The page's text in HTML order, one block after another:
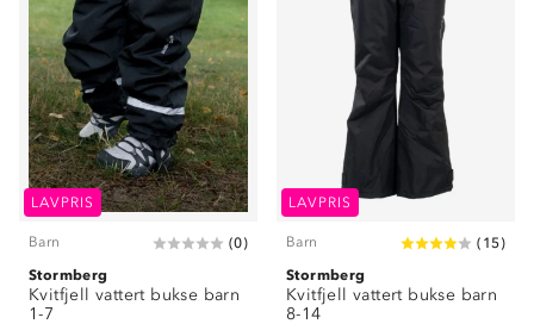
LAVPRIS
Barn (0)
Stormberg
Kvitfjell vattert bukse barn
1-7
LAVPRIS
Barn ( 15)
Stormberg
Kvitfjell vattert bukse barn
8-14